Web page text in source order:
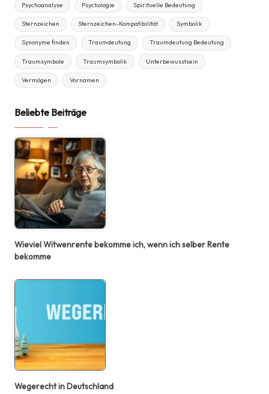
Psychoanalyse Psychologie Spirituelle Bedeutung
Sternzeichen Sternzeichen-Kompatibilität Symbolik
Synonyme finden Traumdeutung Traumdeutung Bedeutung
Traumsymbole Traumsymbolik Unterbewusstsein
Vermögen Vornamen
Beliebte Beiträge
Wieviel Witwenrente bekomme ich, wenn ich selber Rente
bekomme
Wegerecht in Deutschland